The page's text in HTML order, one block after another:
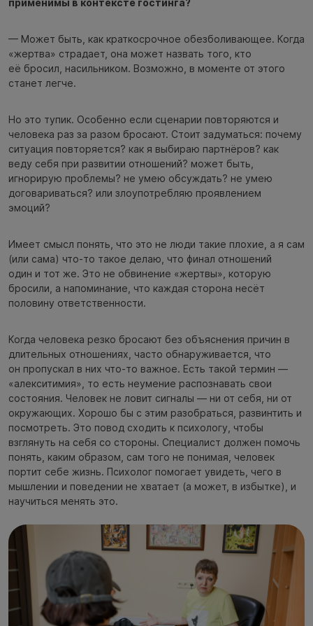
— Может быть, как краткосрочное обезболивающее. Когда
«жертва» страдает, она может назвать того, кто
её бросил, насильником. Возможно, в моменте от этого
станет легче.
Но это тупик. Особенно если сценарии повторяются и
человека раз за разом бросают. Стоит задуматься: почему
ситуация повторяется? как я выбираю партнёров? как
веду себя при развитии отношений? может быть,
игнорирую проблемы? не умею обсуждать? не умею
договариваться? или злоупотребляю проявлением
эмоций?
Имеет смысл понять, что это не люди такие плохие, а я сам
(или сама) что-то такое делаю, что финал отношений
один и тот же. Это не обвинение «жертвы», которую
бросили, а напоминание, что каждая сторона несёт
половину ответственности.
Когда человека резко бросают без объяснения причин в
длительных отношениях, часто обнаруживается, что
он пропускал в них что-то важное. Есть такой термин —
«алекситимия», то есть неумение распознавать свои
состояния. Человек не ловит сигналы — ни от себя, ни от
окружающих. Хорошо бы с этим разобраться, развинтить и
посмотреть. Это повод сходить к психологу, чтобы
взглянуть на себя со стороны. Специалист должен помочь
понять, каким образом, сам того не понимая, человек
портит себе жизнь. Психолог помогает увидеть, чего в
мышлении и поведении не хватает (а может, в избытке), и
научиться менять это.